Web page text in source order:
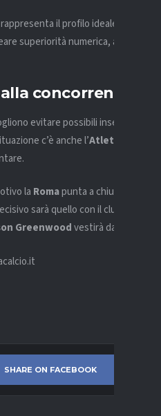
rappresenta il profilo ideale per il
superiorità numerica, attaccare
concorrenza
evitare possibili inserimenti
c’è anche l’Atletico Madrid
la Romapunta a chiudere il
sarà quello con il club
Greenwoodvestirà davvero la
SHARE ON FACEBOOK